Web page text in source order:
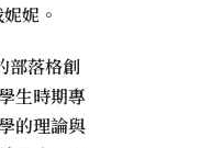
妮。
部落格創
生時期專
的理論與